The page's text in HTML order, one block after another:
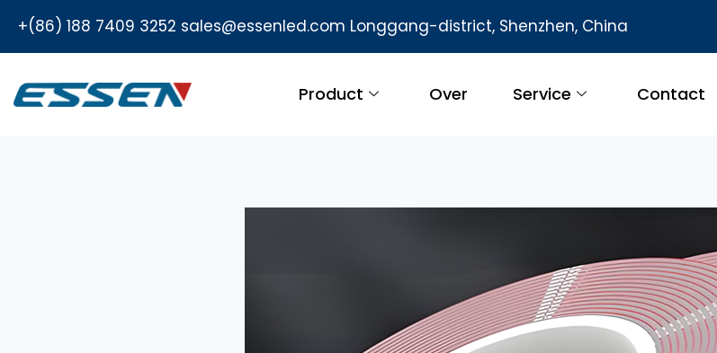
+(86) 188 7409 3252 sales@essenled.com Longgang-district, Shenzhen, China
Product Over Service Contact